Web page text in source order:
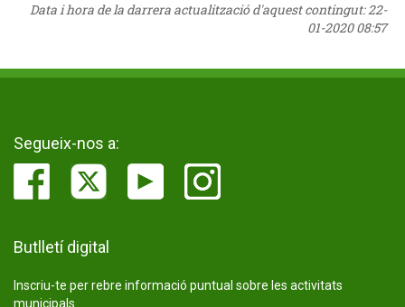
Data i hora de la darrera actualització d'aquest contingut:22-
01-2020 08:57
Segueix-nos a:
Butlletí digital
Inscriu-te per rebre informació puntual sobre les activitats
municipals.